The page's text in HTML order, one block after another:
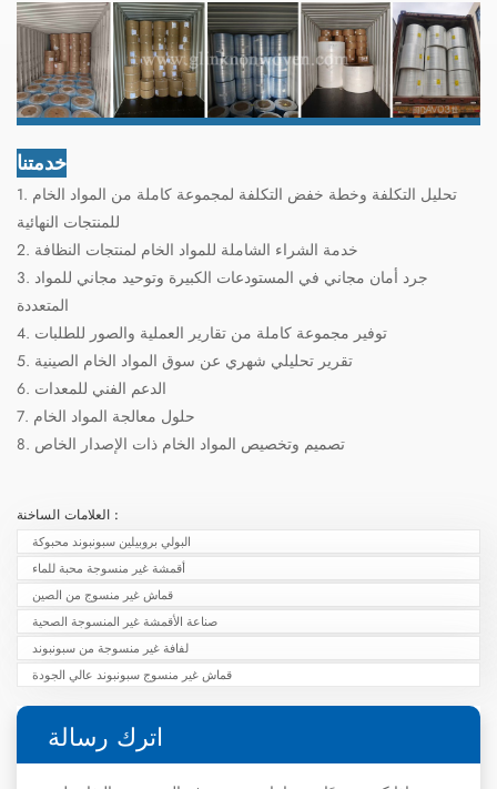
خدمتنا
1. تحليل التكلفة وخطة خفض التكلفة لمجموعة كاملة من المواد الخام
للمنتجات النهائية
2. خدمة الشراء الشاملة للمواد الخام لمنتجات النظافة
3. جرد أمان مجاني في المستودعات الكبيرة وتوحيد مجاني للمواد
المتعددة
4. توفير مجموعة كاملة من تقارير العملية والصور للطلبات
5. تقرير تحليلي شهري عن سوق المواد الخام الصينية
6. الدعم الفني للمعدات
7. حلول معالجة المواد الخام
8. تصميم وتخصيص المواد الخام ذات الإصدار الخاص
العلامات الساخنة :
البولي بروبيلين سبونبوند محبوكة
أقمشة غير منسوجة محبة للماء
قماش غير منسوج من الصين
صناعة الأقمشة غير المنسوجة الصحية
لفافة غير منسوجة من سبونبوند
قماش غير منسوج سبونبوند عالي الجودة
اترك رسالة